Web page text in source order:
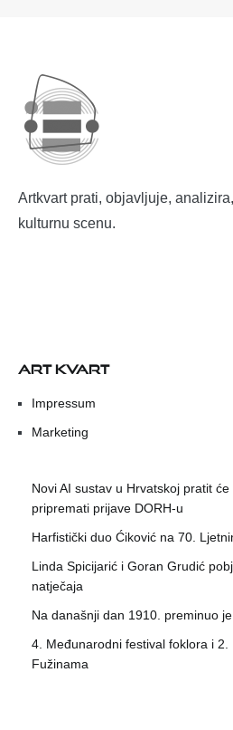
Artkvart prati, objavljuje,
kulturnu scenu.
ART KVART
Impressum
Marketing
Novi AI sustav u Hrvatskoj pratit
pripremati prijave DORH-u
Harfistički duo Ćiković na 70.
Linda Spicijarić i Goran Grudić
natječaja
Na današnji dan 1910. preminuo
4. Međunarodni festival foklora i
Fužinama